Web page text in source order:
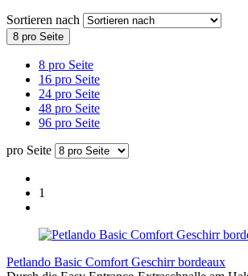
Sortieren nach
8 pro Seite
8 pro Seite
16 pro Seite
24 pro Seite
48 pro Seite
96 pro Seite
pro Seite
1
Petlando Basic Comfort Geschirr bordeaux